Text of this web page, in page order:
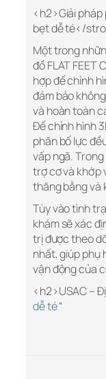
<h2>Giải
bẹt dễ té</
Một trong
đồ FLAT FEET
hợp đế chỉnh
đảm bảo
và hoàn toàn
Đế chỉnh hình
phân bố lực
vấp ngã. Trong
trợ cơ và khớp
thăng bằng và
Tùy vào tình
khám sẽ xác
trị được theo
nhất, giúp phụ
vận động của
<h2>USAC –
dễ té“